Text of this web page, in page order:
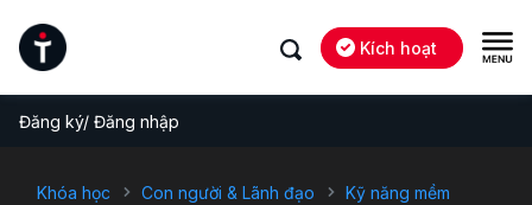
Kích hoạt
Đăng ký/ Đăng nhập
Khóa học Con người & Lãnh đạo Kỹ năng mềm